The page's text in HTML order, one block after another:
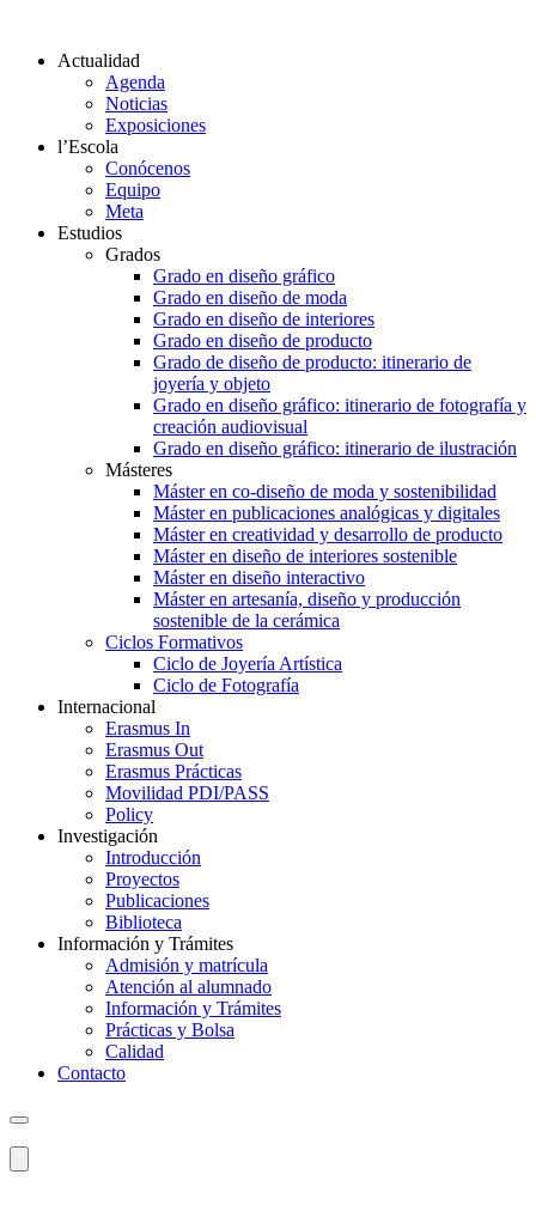
Actualidad
Agenda
Noticias
Exposiciones
l’Escola
Conócenos
Equipo
Meta
Estudios
Grados
Grado en diseño gráfico
Grado en diseño de moda
Grado en diseño de interiores
Grado en diseño de producto
Grado de diseño de producto: itinerario de
joyería y objeto
Grado en diseño gráfico: itinerario de fotografía y
creación audiovisual
Grado en diseño gráfico: itinerario de ilustración
Másteres
Máster en co-diseño de moda y sostenibilidad
Máster en publicaciones analógicas y digitales
Máster en creatividad y desarrollo de producto
Máster en diseño de interiores sostenible
Máster en diseño interactivo
Máster en artesanía, diseño y producción
sostenible de la cerámica
Ciclos Formativos
Ciclo de Joyería Artística
Ciclo de Fotografía
Internacional
Erasmus In
Erasmus Out
Erasmus Prácticas
Movilidad PDI/PASS
Policy
Investigación
Introducción
Proyectos
Publicaciones
Biblioteca
Información y Trámites
Admisión y matrícula
Atención al alumnado
Información y Trámites
Prácticas y Bolsa
Calidad
Contacto